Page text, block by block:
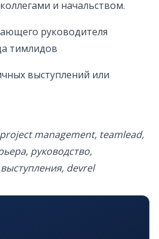
и начальством.
руководителя
тимлидов
выступлений или
management, teamlead,
руководство,
devrel